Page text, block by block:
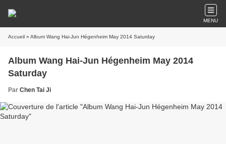
MENU
Accueil » Album Wang Hai-Jun Hégenheim May 2014 Saturday
Album Wang Hai-Jun Hégenheim May 2014
Saturday
Par Chen Tai Ji